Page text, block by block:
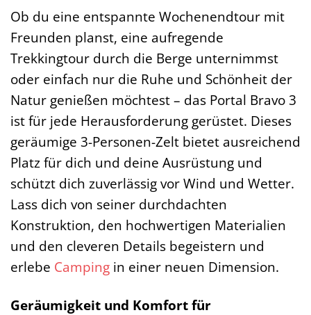
Ob du eine entspannte Wochenendtour mit
Freunden planst, eine aufregende
Trekkingtour durch die Berge unternimmst
oder einfach nur die Ruhe und Schönheit der
Natur genießen möchtest – das Portal Bravo 3
ist für jede Herausforderung gerüstet. Dieses
geräumige 3-Personen-Zelt bietet ausreichend
Platz für dich und deine Ausrüstung und
schützt dich zuverlässig vor Wind und Wetter.
Lass dich von seiner durchdachten
Konstruktion, den hochwertigen Materialien
und den cleveren Details begeistern und
erlebe Camping in einer neuen Dimension.
Geräumigkeit und Komfort für